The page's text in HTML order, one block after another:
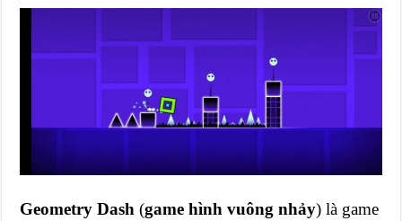
Geometry Dash (game hình vuông nhảy) là game